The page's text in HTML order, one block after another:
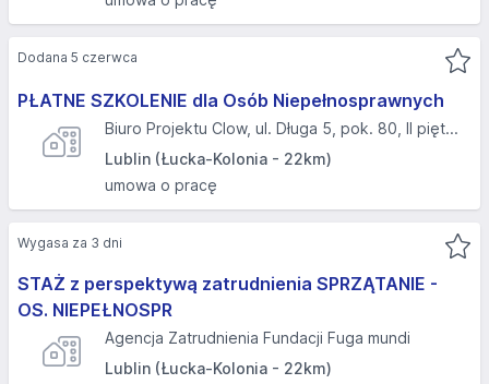
PŁATNE SZKOLENIE dla Osób Niepełnosprawnych
Biuro Projektu Clow, ul. Długa 5, pok. 80, II pięt...
Lublin (Łucka-Kolonia - 22km)
umowa o pracę
Dodana 5 czerwca
STAŻ z perspektywą zatrudnienia SPRZĄTANIE -
OS. NIEPEŁNOSPR
Agencja Zatrudnienia Fundacji Fuga mundi
Lublin (Łucka-Kolonia - 22km)
Wygasa za 3 dni